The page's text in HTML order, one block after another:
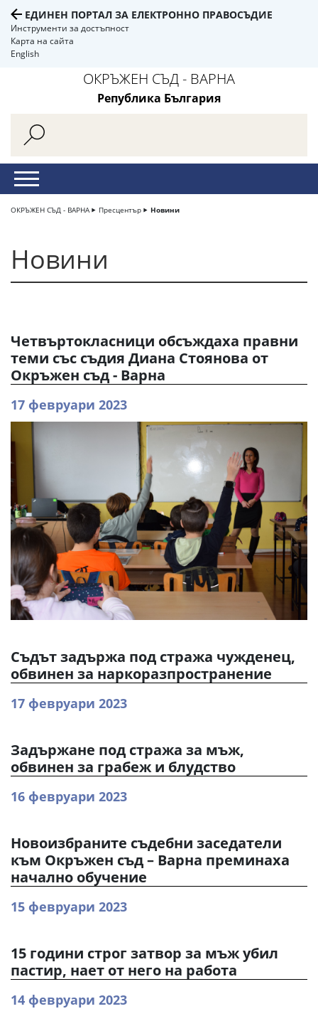
ЕДИНЕН ПОРТАЛ ЗА ЕЛЕКТРОННО ПРАВОСЪДИЕ
Инструменти за достъпност
Карта на сайта
English
ОКРЪЖЕН СЪД - ВАРНА
Република България
ОКРЪЖЕН СЪД - ВАРНА Пресцентър Новини
Новини
Четвъртокласници обсъждаха правни
теми със съдия Диана Стоянова от
Окръжен съд - Варна
17 февруари 2023
Съдът задържа под стража чужденец,
обвинен за наркоразпространение
17 февруари 2023
Задържане под стража за мъж,
обвинен за грабеж и блудство
16 февруари 2023
Новоизбраните съдебни заседатели
към Окръжен съд – Варна преминаха
начално обучение
15 февруари 2023
15 години строг затвор за мъж убил
пастир, нает от него на работа
14 февруари 2023